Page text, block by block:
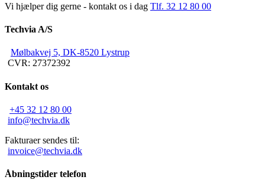
Vi hjælper dig gerne - kontakt os i dag Tlf. 32 12 80 00
Techvia A/S
Mølbakvej 5, DK-8520 Lystrup
CVR: 27372392
Kontakt os
+45 32 12 80 00
info@techvia.dk
Fakturaer sendes til:
invoice@techvia.dk
Åbningstider telefon